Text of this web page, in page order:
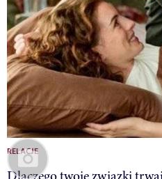
RELACJE